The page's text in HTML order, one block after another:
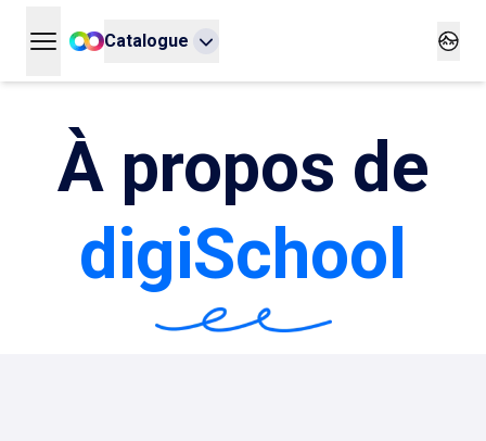
Ouvrir le menu principal
Catalogue
À propos de
digiSchool